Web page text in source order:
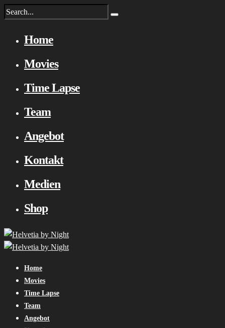
Home
Movies
Time Lapse
Team
Angebot
Kontakt
Medien
Shop
Home
Movies
Time Lapse
Team
Angebot